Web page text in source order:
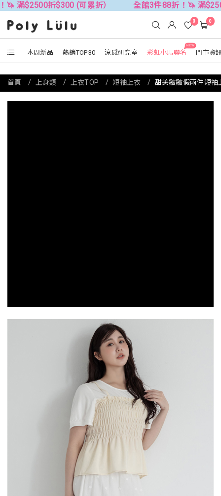
折$300 (可累折） 全館3件88折！🦄 滿$2500折
本周新品 熱銷TOP30 涼感研究室
NEW
彩虹小馬聯名 門市資
0 0
首頁 上身類 上衣TOP 短袖上衣 甜美皺皺假兩件短袖